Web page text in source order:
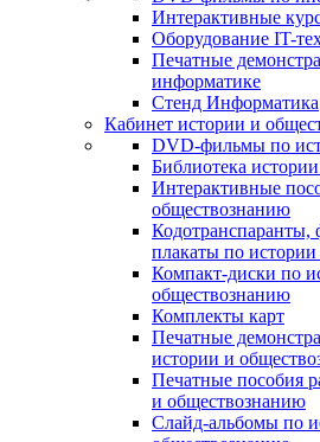
Интерактивные
Оборудование IT-
Печатные
информатике
Стенд Информатика
Кабинет истории и
DVD-фильмы по
Библиотека
Интерактивные
обществознанию
Кодотранспаранты,
плакаты по
Компакт-диски по
обществознанию
Комплекты карт
Печатные
истории и
Печатные пособия
и обществознанию
Слайд-альбомы по